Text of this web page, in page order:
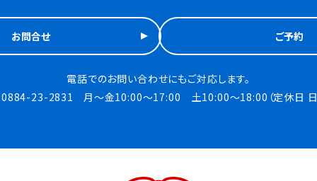
お問合せ ご予約
電話でのお問い合わせにもご対応します。
23-2831
月～金10:00～17:00 土10:00～18:00（定休日 日